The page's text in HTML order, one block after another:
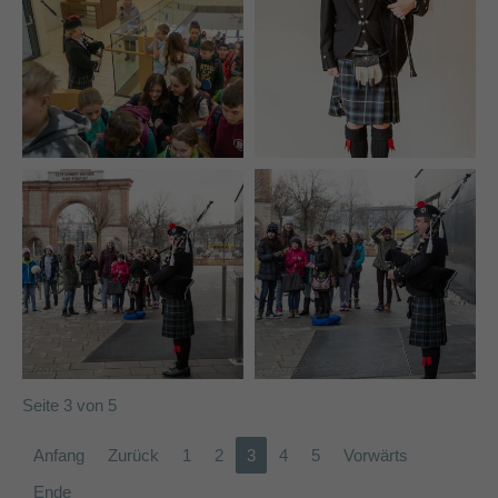
Seite 3 von 5
Anfang Zurück 1 2 3 4 5
Vorwärts
Ende